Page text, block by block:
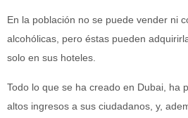
En la población no se puede vender ni
alcohólicas, pero éstas pueden
solo en sus hoteles.
Todo lo que se ha creado en Dubai, ha
altos ingresos a sus ciudadanos, y,